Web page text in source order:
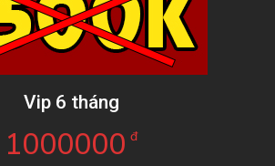
Vip 6 tháng
1000000 đ